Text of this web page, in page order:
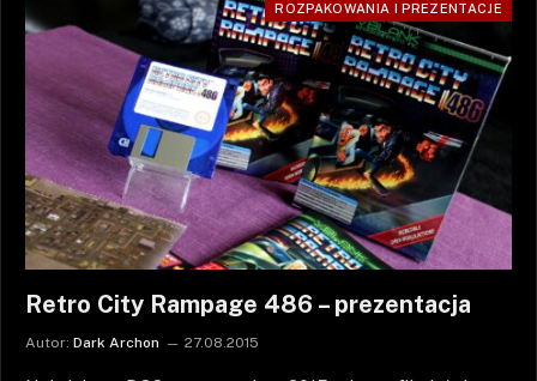
ROZPAKOWANIA I PREZENTACJE
Retro City Rampage 486 – prezentacja
Autor: Dark Archon 27.08.2015